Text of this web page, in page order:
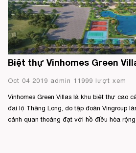
Biệt thự Vinhomes Green
Oct 04 2019 admin 11999 lượt xem
Vinhomes Green Villas là khu biệt thự cao
đại lộ Thăng Long, do tập đoàn Vingroup
cảnh quan thoáng đạt với hồ điều hòa rộng